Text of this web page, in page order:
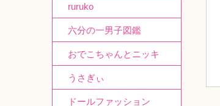
ruruko
六分の一男子図鑑
おでこちゃんとニッキ
うさぎぃ
ドールファッション